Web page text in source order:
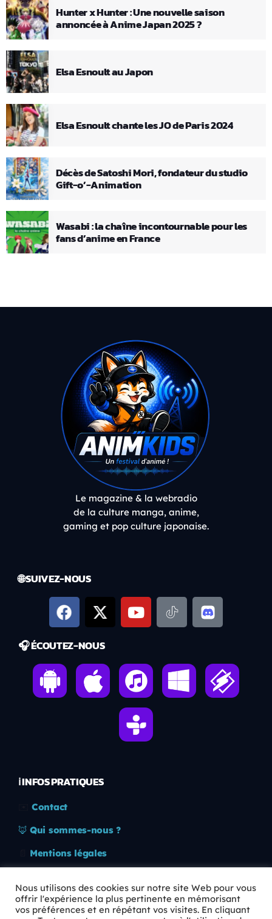
Hunter x Hunter : Une nouvelle saison
annoncée à Anime Japan 2025 ?
Elsa Esnoult au Japon
Elsa Esnoult chante les JO de Paris 2024
Décès de Satoshi Mori, fondateur du studio
Gift-o’-Animation
Wasabi : la chaîne incontournable pour les
fans d’anime en France
Le magazine & la webradio
de la culture manga, anime,
gaming et pop culture japonaise.
🌐 SUIVEZ-NOUS
🎧 ÉCOUTEZ-NOUS
ℹ️ INFOS PRATIQUES
Contact
🦊 Qui sommes-nous ?
Mentions légales
🛡️ RGPD
Nous utilisons des cookies sur notre site Web pour vous
offrir l'expérience la plus pertinente en mémorisant
vos préférences et en répétant vos visites. En cliquant